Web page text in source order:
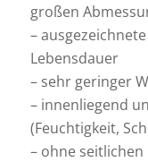
großen
–
Lebensdauer
– sehr geringer
– innenliegend
(Feuchtigkeit,
– ohne